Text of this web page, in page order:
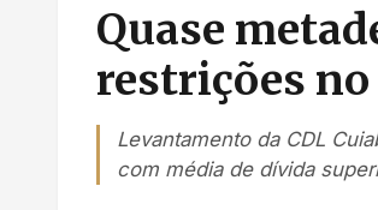
Quase
restrições
Levantamento da CDL
com média de dívida